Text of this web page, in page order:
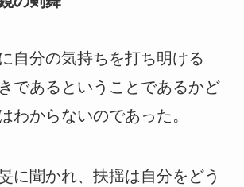
自分の気持ちを打ち明ける
であるということであるかど
わからないのであった。
に聞かれ、扶揺は自分をどう